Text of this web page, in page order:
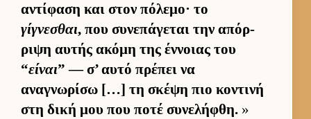
αντίφαση και στον πόλεμο· το
γίγνεσθαι, που συνεπάγεται την απόρ­
ριψη αυ­τής ακόμη της έν­νοιας του
“είναι” — σ’ αυτό πρέπει να
αναγνωρίσω […] τη σκέψη πιο κοντινή
στη δική μου που ποτέ συνελήφθη. »